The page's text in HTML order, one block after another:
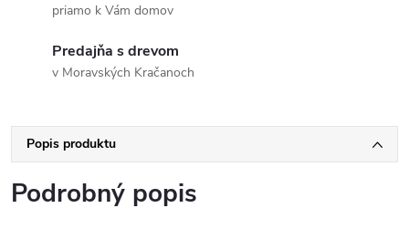
priamo k Vám domov
Predajňa s drevom
v Moravských Kračanoch
Popis produktu
Podrobný popis